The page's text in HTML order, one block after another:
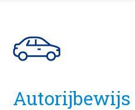
Autorijbewijs